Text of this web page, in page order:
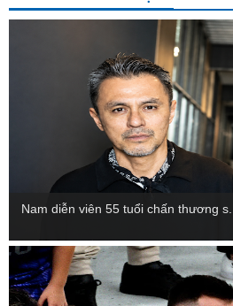
Nam diễn viên 55 tuổi chấn thương s...